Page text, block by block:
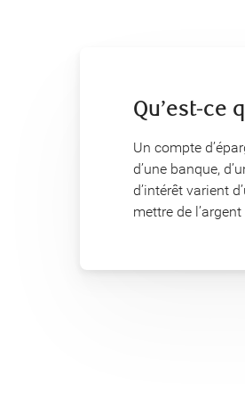
Qu’est-ce
Un compte
d’une banque,
d’intérêt varient
mettre de